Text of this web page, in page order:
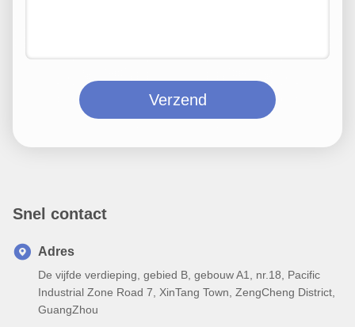
Verzend
Snel contact
Adres
De vijfde verdieping, gebied B, gebouw A1, nr.18, Pacific
Industrial Zone Road 7, XinTang Town, ZengCheng District,
GuangZhou